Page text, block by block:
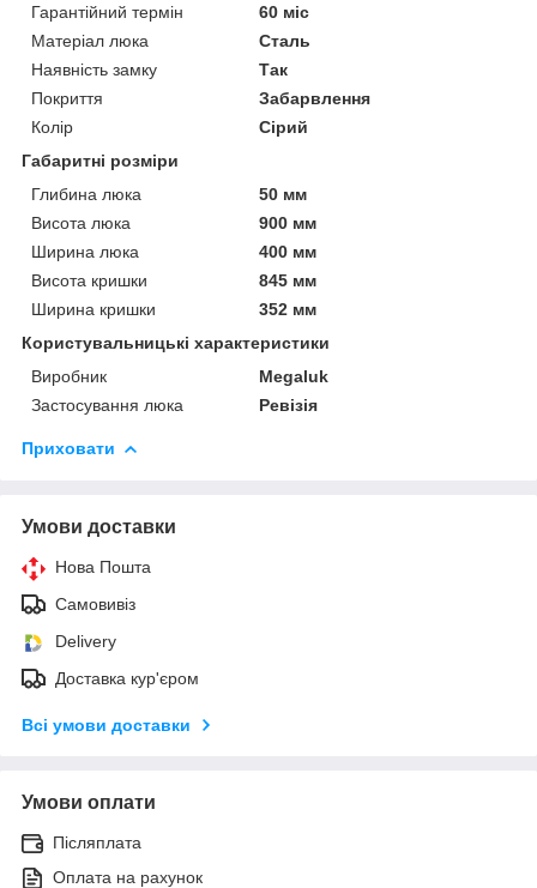
Гарантійний термін
60 міс
Матеріал люка
Сталь
Наявність замку
Так
Покриття
Забарвлення
Колір
Сірий
Габаритні розміри
Глибина люка
50 мм
Висота люка
900 мм
Ширина люка
400 мм
Висота кришки
845 мм
Ширина кришки
352 мм
Користувальницькі характеристики
Виробник
Megaluk
Застосування люка
Ревізія
Приховати
Умови доставки
Нова Пошта
Самовивіз
Delivery
Доставка кур'єром
Всі умови доставки
Умови оплати
Післяплата
Оплата на рахунок